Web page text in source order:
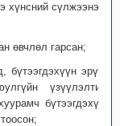
хүнсний сүлжээнээс
өвчлөл гарсан;
бүтээгдэхүүн эрүүл
үзүүлэлтийг
бүтээгдэхүүн